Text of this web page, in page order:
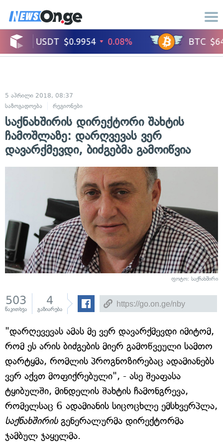
5 აპრილი 2018, 08:37
საზოგადოება
რეგიონები
საქნახშირის დირექტორი შახტის
ჩამოშლაზე: დარღვევას ვერ
დავარქმევდი, ბიძგებმა გამოიწვია
ფოტო: საქნახშირი
503
წაკითხვა
4
გაზიარება
"დარღევევას ამას მე ვერ დავარქმევდი იმიტომ,
რომ ეს არის ბიძგების მიერ გამოწვეული სამთო
დარტყმა, რომლის პროგნოზირებაც ადამიანებს
ვერ აქვთ მოფიქრებული", - ასე შეაფასა
ტყიბულში, მინდელის შახტის ჩამონგრევა,
რომელსაც 6 ადამიანის სიცოცხლე ემსხვერპლა,
საქნახშირისგენერალურმა დირექტორმა
ჯამბულ ჯაყელმა.